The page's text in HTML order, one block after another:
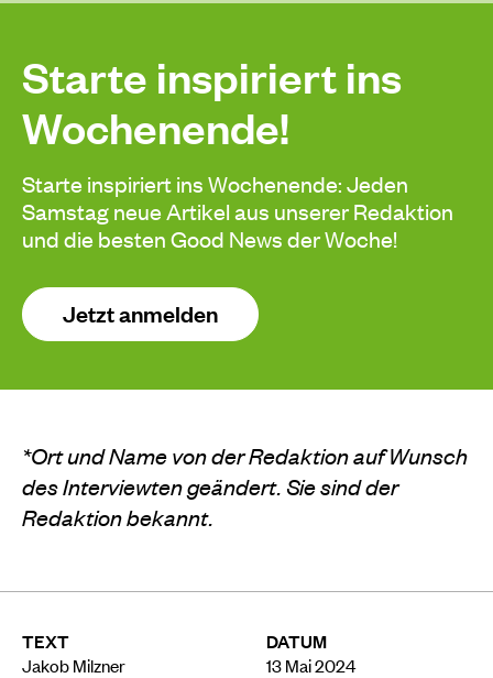
TEXT
Jakob Milzner
DATUM
13 Mai 2024
Starte inspiriert ins
Wochenende!
Starte inspiriert ins Wochenende: Jeden
Samstag neue Artikel aus unserer Redaktion
und die besten Good News der Woche!
Jetzt anmelden
*Ort und Name von der Redaktion auf Wunsch
des Interviewten geändert. Sie sind der
Redaktion bekannt.